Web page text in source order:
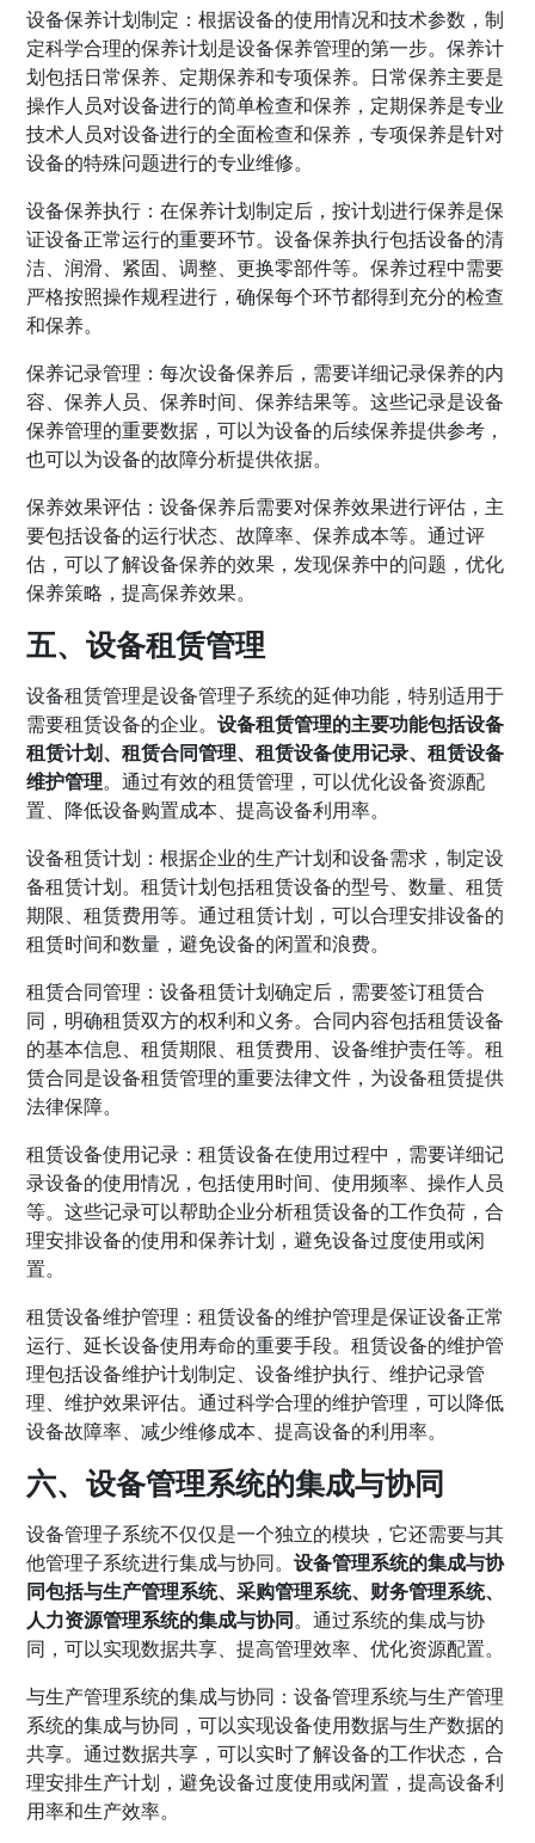
设备保养计划制定：根据设备的使用情况和技术参数，制
定科学合理的保养计划是设备保养管理的第一步。保养计
划包括日常保养、定期保养和专项保养。日常保养主要是
操作人员对设备进行的简单检查和保养，定期保养是专业
技术人员对设备进行的全面检查和保养，专项保养是针对
设备的特殊问题进行的专业维修。
设备保养执行：在保养计划制定后，按计划进行保养是保
证设备正常运行的重要环节。设备保养执行包括设备的清
洁、润滑、紧固、调整、更换零部件等。保养过程中需要
严格按照操作规程进行，确保每个环节都得到充分的检查
和保养。
保养记录管理：每次设备保养后，需要详细记录保养的内
容、保养人员、保养时间、保养结果等。这些记录是设备
保养管理的重要数据，可以为设备的后续保养提供参考，
也可以为设备的故障分析提供依据。
保养效果评估：设备保养后需要对保养效果进行评估，主
要包括设备的运行状态、故障率、保养成本等。通过评
估，可以了解设备保养的效果，发现保养中的问题，优化
保养策略，提高保养效果。
五、设备租赁管理
设备租赁管理是设备管理子系统的延伸功能，特别适用于
需要租赁设备的企业。设备租赁管理的主要功能包括设备
租赁计划、租赁合同管理、租赁设备使用记录、租赁设备
维护管理。通过有效的租赁管理，可以优化设备资源配
置、降低设备购置成本、提高设备利用率。
设备租赁计划：根据企业的生产计划和设备需求，制定设
备租赁计划。租赁计划包括租赁设备的型号、数量、租赁
期限、租赁费用等。通过租赁计划，可以合理安排设备的
租赁时间和数量，避免设备的闲置和浪费。
租赁合同管理：设备租赁计划确定后，需要签订租赁合
同，明确租赁双方的权利和义务。合同内容包括租赁设备
的基本信息、租赁期限、租赁费用、设备维护责任等。租
赁合同是设备租赁管理的重要法律文件，为设备租赁提供
法律保障。
租赁设备使用记录：租赁设备在使用过程中，需要详细记
录设备的使用情况，包括使用时间、使用频率、操作人员
等。这些记录可以帮助企业分析租赁设备的工作负荷，合
理安排设备的使用和保养计划，避免设备过度使用或闲
置。
租赁设备维护管理：租赁设备的维护管理是保证设备正常
运行、延长设备使用寿命的重要手段。租赁设备的维护管
理包括设备维护计划制定、设备维护执行、维护记录管
理、维护效果评估。通过科学合理的维护管理，可以降低
设备故障率、减少维修成本、提高设备的利用率。
六、设备管理系统的集成与协同
设备管理子系统不仅仅是一个独立的模块，它还需要与其
他管理子系统进行集成与协同。设备管理系统的集成与协
同包括与生产管理系统、采购管理系统、财务管理系统、
人力资源管理系统的集成与协同。通过系统的集成与协
同，可以实现数据共享、提高管理效率、优化资源配置。
与生产管理系统的集成与协同：设备管理系统与生产管理
系统的集成与协同，可以实现设备使用数据与生产数据的
共享。通过数据共享，可以实时了解设备的工作状态，合
理安排生产计划，避免设备过度使用或闲置，提高设备利
用率和生产效率。